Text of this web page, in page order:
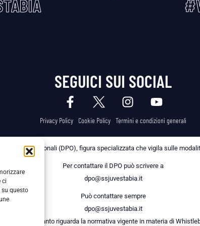
ci
questo
SEGUICI SUI SOCIAL
Privacy Policy Cookie Policy Termini e condizioni generali
dei Dati Personali (DPO), figura specializzata che vigila sulle
Per contattare il DPO può scrivere a
dpo@ssjuvestabia.it
Può contattare sempre
dpo@ssjuvestabia.it
anche per quanto riguarda la normativa vigente in materia di